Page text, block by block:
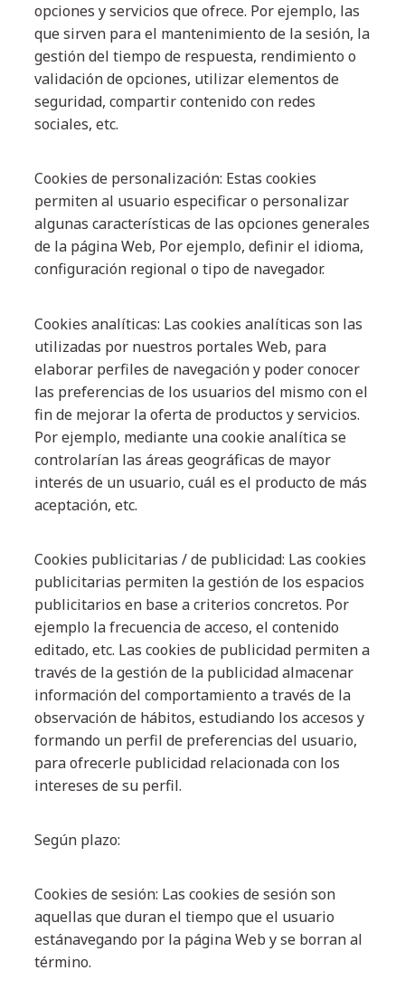
opciones y servicios que ofrece. Por ejemplo, las
que sirven para el mantenimiento de la sesión, la
gestión del tiempo de respuesta, rendimiento o
validación de opciones, utilizar elementos de
seguridad, compartir contenido con redes
sociales, etc.
Cookies de personalización: Estas cookies
permiten al usuario especificar o personalizar
algunas características de las opciones generales
de la página Web, Por ejemplo, definir el idioma,
configuración regional o tipo de navegador.
Cookies analíticas: Las cookies analíticas son las
utilizadas por nuestros portales Web, para
elaborar perfiles de navegación y poder conocer
las preferencias de los usuarios del mismo con el
fin de mejorar la oferta de productos y servicios.
Por ejemplo, mediante una cookie analítica se
controlarían las áreas geográficas de mayor
interés de un usuario, cuál es el producto de más
aceptación, etc.
Cookies publicitarias / de publicidad: Las cookies
publicitarias permiten la gestión de los espacios
publicitarios en base a criterios concretos. Por
ejemplo la frecuencia de acceso, el contenido
editado, etc. Las cookies de publicidad permiten a
través de la gestión de la publicidad almacenar
información del comportamiento a través de la
observación de hábitos, estudiando los accesos y
formando un perfil de preferencias del usuario,
para ofrecerle publicidad relacionada con los
intereses de su perfil.
Según plazo:
Cookies de sesión: Las cookies de sesión son
aquellas que duran el tiempo que el usuario
estánavegando por la página Web y se borran al
término.